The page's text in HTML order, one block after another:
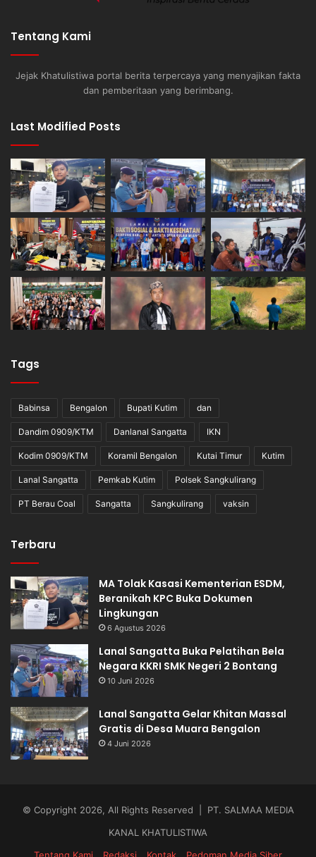
Tentang Kami
Jejak Khatulistiwa portal berita terpercaya yang menyajikan fakta
dan pemberitaan yang berimbang.
Last Modified Posts
Tags
Babinsa Bengalon Bupati Kutim dan
Dandim 0909/KTM Danlanal Sangatta IKN
Kodim 0909/KTM Koramil Bengalon Kutai Timur Kutim
Lanal Sangatta Pemkab Kutim Polsek Sangkulirang
PT Berau Coal Sangatta Sangkulirang vaksin
Terbaru
MA Tolak Kasasi Kementerian ESDM,
Beranikah KPC Buka Dokumen
Lingkungan
6 Agustus 2026
Lanal Sangatta Buka Pelatihan Bela
Negara KKRI SMK Negeri 2 Bontang
10 Juni 2026
Lanal Sangatta Gelar Khitan Massal
Gratis di Desa Muara Bengalon
4 Juni 2026
© Copyright 2026, All Rights Reserved | PT. SALMAA MEDIA
KANAL KHATULISTIWA